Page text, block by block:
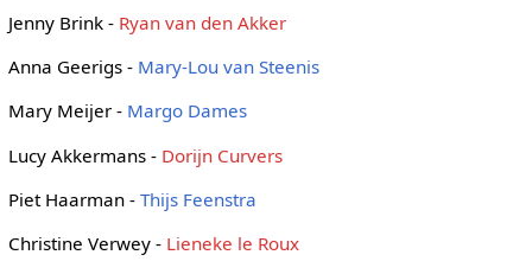
Jenny Brink - Ryan van den Akker
Anna Geerigs - Mary-Lou van Steenis
Mary Meijer - Margo Dames
Lucy Akkermans - Dorijn Curvers
Piet Haarman - Thijs Feenstra
Christine Verwey - Lieneke le Roux